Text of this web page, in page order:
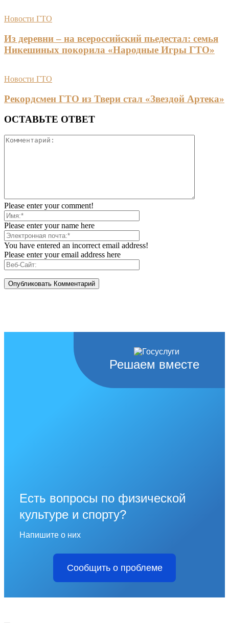
Новости ГТО
Из деревни – на всероссийский пьедестал: семья
Никешиных покорила «Народные Игры ГТО»
Новости ГТО
Рекордсмен ГТО из Твери стал «Звездой Артека»
ОСТАВЬТЕ ОТВЕТ
Please enter your comment!
Please enter your name here
You have entered an incorrect email address!
Please enter your email address here
Решаем вместе
Есть вопросы по физической
культуре и спорту?
Напишите о них
Сообщить о проблеме